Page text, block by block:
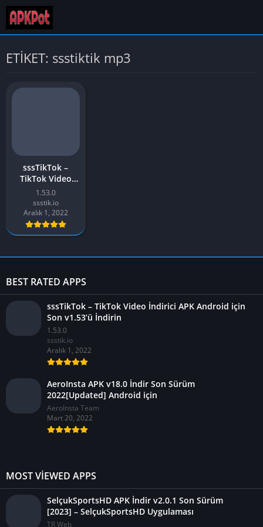
ETİKET: ssstiktik mp3
sssTikTok –
TikTok Video
İndirici APK
Android için Son
v1.53’ü İndirin
1.53.0
ssstik.io
Aralık 1, 2022
BEST RATED APPS
sssTikTok – TikTok Video İndirici APK Android için
Son v1.53’ü İndirin
1.53.0
ssstik.io
Aralık 1, 2022
AeroInsta APK v18.0 İndir Son Sürüm
2022[Updated] Android için
AeroInsta Team
Mart 20, 2022
MOST VIEWED APPS
SelçukSportsHD APK İndir v2.0.1 Son Sürüm
[2023] – SelçukSportsHD Uygulaması
TR Web